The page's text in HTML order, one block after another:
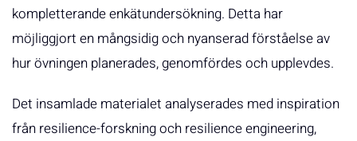
kompletterande enkätundersökning. Detta har
möjliggjort en mångsidig och nyanserad förståelse av
hur övningen planerades, genomfördes och upplevdes.
Det insamlade materialet analyserades med inspiration
från resilience-forskning och resilience engineering,